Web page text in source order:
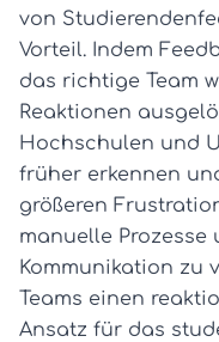
von
Vorteil. Indem
das richtige Team
Reaktionen
Hochschulen und
früher erkennen
größeren
manuelle Prozesse
Kommunikation zu
Teams einen
Ansatz für das